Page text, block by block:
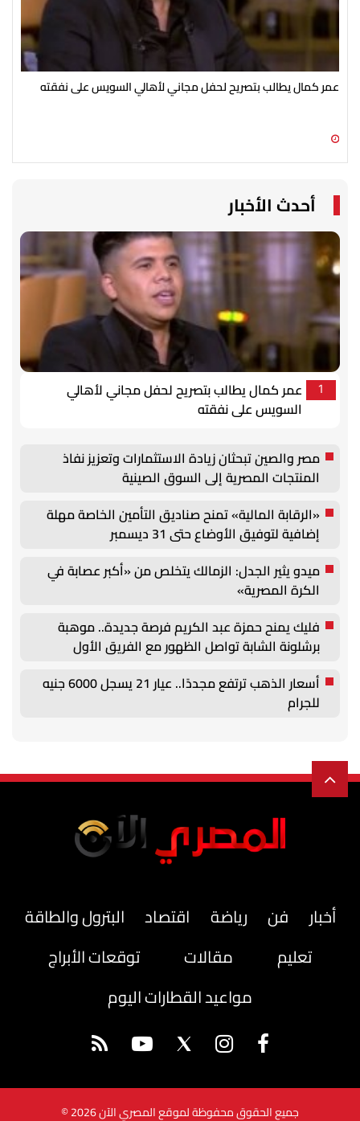
عمر كمال يطالب بتصريح لحفل مجاني لأهالي السويس على نفقته
أحدث الأخبار
1
عمر كمال يطالب بتصريح لحفل مجاني لأهالي
السويس على نفقته
مصر والصين تبحثان زيادة الاستثمارات وتعزيز نفاذ
المنتجات المصرية إلى السوق الصينية
«الرقابة المالية» تمنح صناديق التأمين الخاصة مهلة
إضافية لتوفيق الأوضاع حتى 31 ديسمبر
ميدو يثير الجدل: الزمالك يتخلص من «أكبر عصابة في
الكرة المصرية»
فليك يمنح حمزة عبد الكريم فرصة جديدة.. موهبة
برشلونة الشابة تواصل الظهور مع الفريق الأول
أسعار الذهب ترتفع مجددًا.. عيار 21 يسجل 6000 جنيه
للجرام
أخبار فن رياضة اقتصاد
البترول والطاقة
تعليم
مقالات
توقعات الأبراج
مواعيد القطارات اليوم
جميع الحقوق محفوظة لموقع المصري الآن 2026 ©